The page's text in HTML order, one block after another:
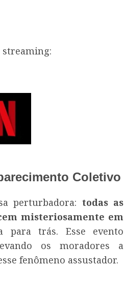
streaming:
Coletivo
perturbadora: todas as
misteriosamente em
para trás. Esse evento
os moradores a
fenômeno assustador.